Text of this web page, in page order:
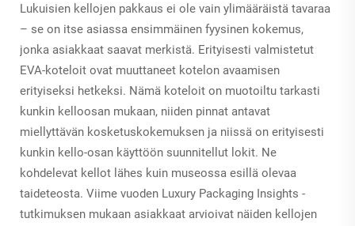
Lukuisien kellojen pakkaus ei ole vain ylimääräistä tavaraa
– se on itse asiassa ensimmäinen fyysinen kokemus,
jonka asiakkaat saavat merkistä. Erityisesti valmistetut
EVA-koteloit ovat muuttaneet kotelon avaamisen
erityiseksi hetkeksi. Nämä koteloit on muotoiltu tarkasti
kunkin kelloosan mukaan, niiden pinnat antavat
miellyttävän kosketuskokemuksen ja niissä on erityisesti
kunkin kello-osan käyttöön suunnitellut lokit. Ne
kohdelevat kellot lähes kuin museossa esillä olevaa
taideteosta. Viime vuoden Luxury Packaging Insights -
tutkimuksen mukaan asiakkaat arvioivat näiden kellojen